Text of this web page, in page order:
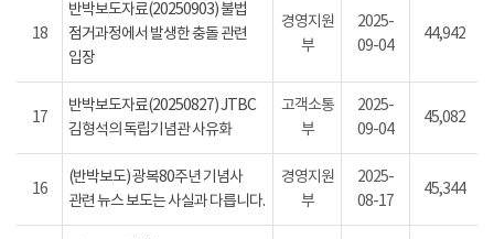
18
반박보도자료(20250903) 불법
점거과정에서 발생한 충돌 관련
입장
경영지원
부
2025-
09-04
44,942
17
반박보도자료(20250827) JTBC
김형석의 독립기념관 사유화
고객소통
부
2025-
09-04
45,082
16
(반박보도) 광복80주년 기념사
관련 뉴스 보도는 사실과 다릅니다.
경영지원
부
2025-
08-17
45,344